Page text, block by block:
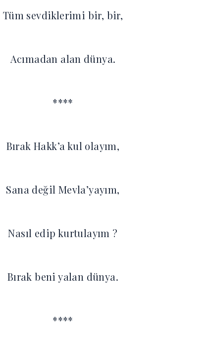
Tüm sevdiklerimi bir, bir,
Acımadan alan dünya.
****
Bırak Hakk’a kul olayım,
Sana değil Mevla’yayım,
Nasıl edip kurtulayım ?
Bırak beni yalan dünya.
****